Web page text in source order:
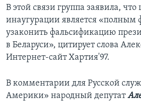
В этой связи группа заявила,
инаугурации является
узаконить фальсификацию
в Беларуси», цитирует слова
Интернет-сайт Хартия'97.
В комментарии для Русской
Америки» народный депутат